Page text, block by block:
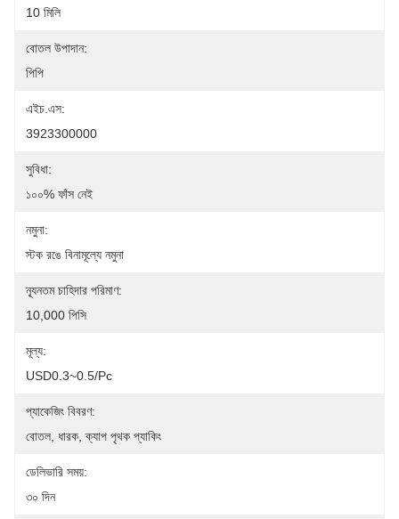
10 মিলি
বোতল উপাদান:
পিপি
এইচ.এস:
3923300000
সুবিধা:
১০০% ফাঁস নেই
নমুনা:
স্টক রঙে বিনামূল্যে নমুনা
ন্যূনতম চাহিদার পরিমাণ:
10,000 পিসি
মূল্য:
USD0.3~0.5/pc
প্যাকেজিং বিবরণ:
বোতল, ধারক, ক্যাপ পৃথক প্যাকিং
ডেলিভারি সময়:
৩০ দিন